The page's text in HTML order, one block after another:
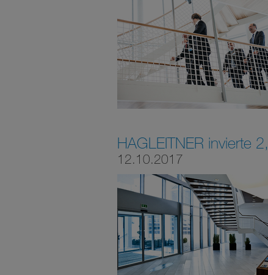
HAGLEITNER invierte
12.10.2017